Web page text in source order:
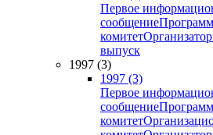
Первое
сообщение
комитет
выпуск
1997 (3)
1997 (3)
Первое
сообщение
комитет